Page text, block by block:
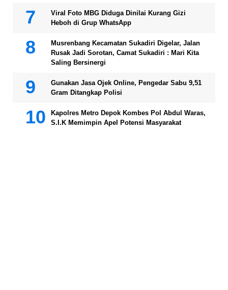
Viral Foto MBG Diduga Dinilai Kurang Gizi
Heboh di Grup WhatsApp
Musrenbang Kecamatan Sukadiri Digelar, Jalan
Rusak Jadi Sorotan, Camat Sukadiri : Mari Kita
Saling Bersinergi
Gunakan Jasa Ojek Online, Pengedar Sabu 9,51
Gram Ditangkap Polisi
Kapolres Metro Depok Kombes Pol Abdul Waras,
S.I.K Memimpin Apel Potensi Masyarakat